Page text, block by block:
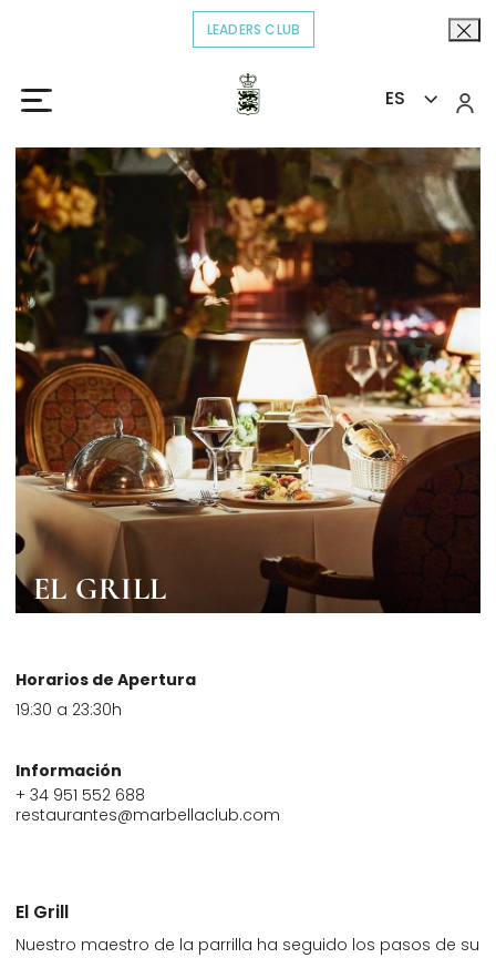
LEADERS CLUB
ES
Inicio
EL GRILL
Horarios de Apertura
19:30 a 23:30h
Información
+ 34 951 552 688
restaurantes@marbellaclub.com
El Grill
Nuestro maestro de la parrilla ha seguido los pasos de su